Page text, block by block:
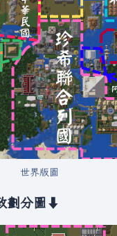
世界版圖
劃分圖⬇